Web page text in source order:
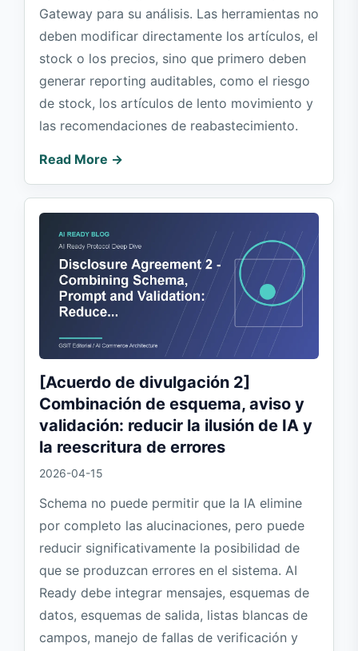
Gateway para su análisis. Las herramientas no
deben modificar directamente los artículos, el
stock o los precios, sino que primero deben
generar reporting auditables, como el riesgo
de stock, los artículos de lento movimiento y
las recomendaciones de reabastecimiento.
Read More →
[Acuerdo de divulgación 2]
Combinación de esquema, aviso y
validación: reducir la ilusión de IA y
la reescritura de errores
2026-04-15
Schema no puede permitir que la IA elimine
por completo las alucinaciones, pero puede
reducir significativamente la posibilidad de
que se produzcan errores en el sistema. AI
Ready debe integrar mensajes, esquemas de
datos, esquemas de salida, listas blancas de
campos, manejo de fallas de verificación y